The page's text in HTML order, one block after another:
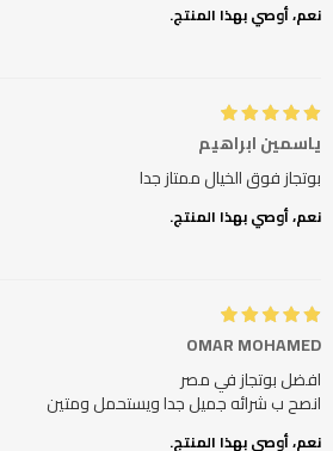
نعم، أوصي بهذا المنتج.
ياسمين ابراهيم
بوتجاز فوق الخيال ممتاز جدا
نعم، أوصي بهذا المنتج.
OMAR MOHAMED
انصح ب شرائه جميل جدا ويستحمل ومتين
نعم، أوصي بهذا المنتج.